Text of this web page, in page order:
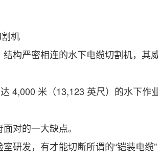
构严密相连的水下电缆切割机，其
米（13,123 英尺）的水下作
对的一大缺点。
发，有才能切断所谓的“铠装电缆